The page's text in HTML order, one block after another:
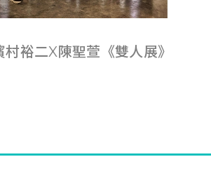
裕二X陳聖萱《雙人展》